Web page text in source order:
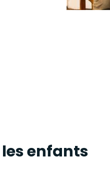
les enfants